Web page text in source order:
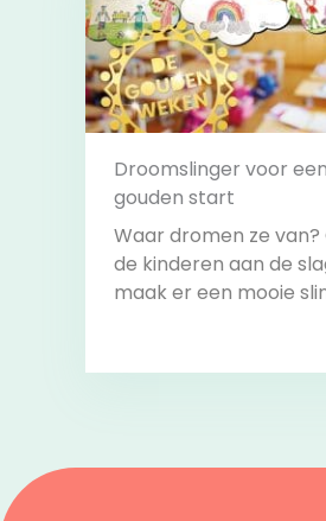
Droomslinger voor een
gouden start
Waar dromen ze
de kinderen aan de
maak er een mooie